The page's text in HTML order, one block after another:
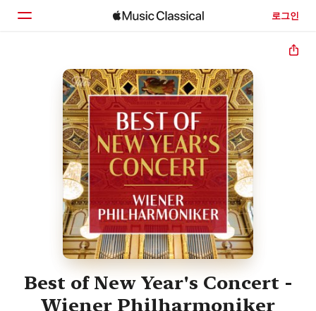
로그인
둘러보기
검색
Best of New Year's Concert -
Wiener Philharmoniker